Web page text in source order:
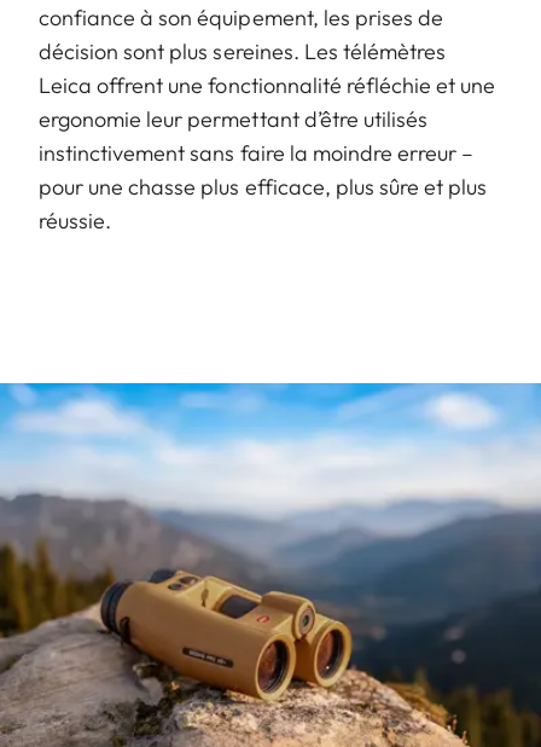
confiance à son équipement, les prises de
décision sont plus sereines. Les télémètres
Leica offrent une fonctionnalité réfléchie et une
ergonomie leur permettant d’être utilisés
instinctivement sans faire la moindre erreur –
pour une chasse plus efficace, plus sûre et plus
réussie.